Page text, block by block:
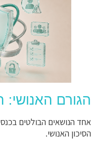
הגורם
הסיכון האנושי.